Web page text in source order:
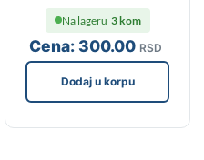
Cena:300.00 RSD
Na lageru 3 kom
Dodaj u korpu